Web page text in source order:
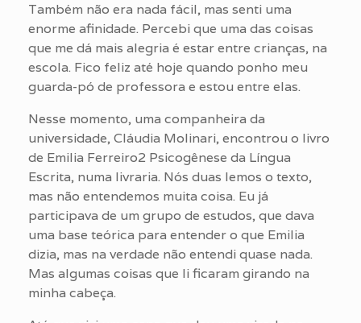
Também não era nada fácil, mas senti uma
enorme afinidade. Percebi que uma das coisas
que me dá mais alegria é estar entre crianças, na
escola. Fico feliz até hoje quando ponho meu
guarda-pó de professora e estou entre elas.
Nesse momento, uma companheira da
universidade, Cláudia Molinari, encontrou o livro
de Emilia Ferreiro2 Psicogênese da Língua
Escrita, numa livraria. Nós duas lemos o texto,
mas não entendemos muita coisa. Eu já
participava de um grupo de estudos, que dava
uma base teórica para entender o que Emilia
dizia, mas na verdade não entendi quase nada.
Mas algumas coisas que li ficaram girando na
minha cabeça.